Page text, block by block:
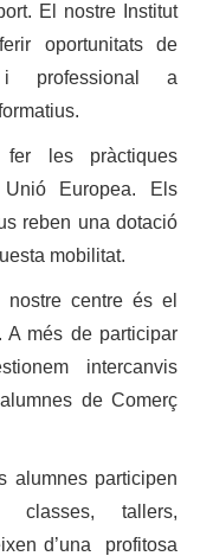
El nostre Institut
oportunitats de
i professional a
les pràctiques
Europea. Els
reben una dotació
mobilitat.
centre és el
A més de participar
intercanvis
de Comerç
alumnes participen
tallers,
d’una profitosa